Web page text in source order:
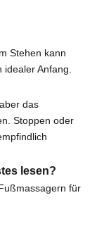
Stehen kann
Anfang.
das
Stoppen oder
lesen?
für